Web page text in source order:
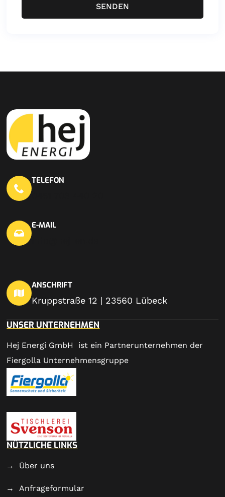
SENDEN
TELEFON
E-MAIL
ANSCHRIFT
Kruppstraße 12 | 23560 Lübeck
UNSER UNTERNEHMEN
Hej Energi GmbH ist ein Partnerunternehmen der
Fiergolla Unternehmensgruppe
NÜTZLICHE LINKS
Über uns
Anfrageformular